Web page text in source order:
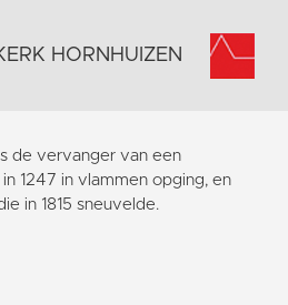
HORNHUIZEN
de vervanger van een
1247 in vlammen opging, en
in 1815 sneuvelde.